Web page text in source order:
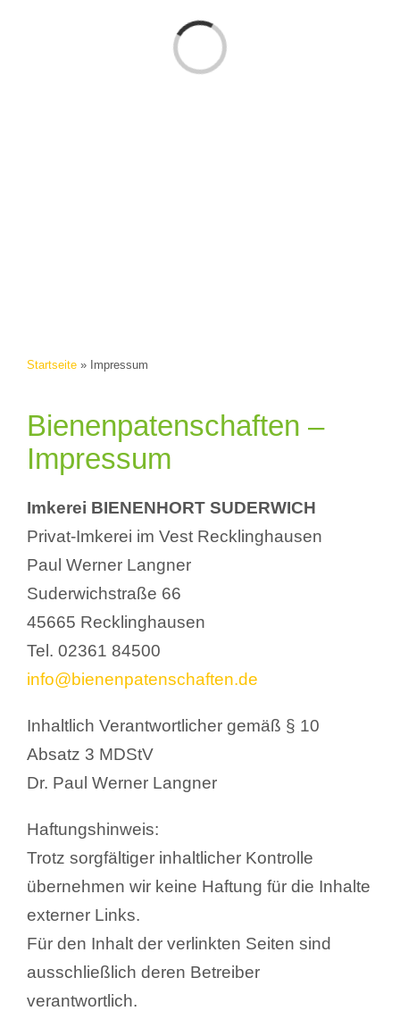
Laden...
Startseite » Impressum
Bienenpatenschaften –
Impressum
Imkerei BIENENHORT SUDERWICH
Privat-Imkerei im Vest Recklinghausen
Paul Werner Langner
Suderwichstraße 66
45665 Recklinghausen
Tel. 02361 84500
info@bienenpatenschaften.de
Inhaltlich Verantwortlicher gemäß § 10
Absatz 3 MDStV
Dr. Paul Werner Langner
Haftungshinweis:
Trotz sorgfältiger inhaltlicher Kontrolle
übernehmen wir keine Haftung für die Inhalte
externer Links.
Für den Inhalt der verlinkten Seiten sind
ausschließlich deren Betreiber
verantwortlich.